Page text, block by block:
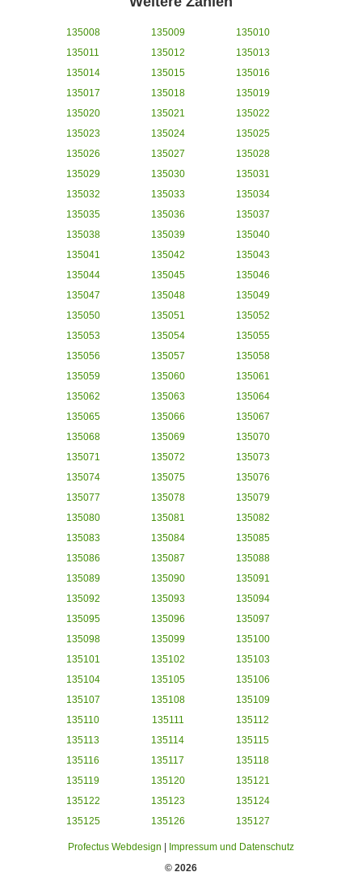
135008 135009
135010
135011
135012
135013
135014
135015
135016
135017
135018
135019
135020
135021
135022
135023
135024
135025
135026
135027
135028
135029
135030
135031
135032
135033
135034
135035
135036
135037
135038
135039
135040
135041
135042
135043
135044
135045
135046
135047
135048
135049
135050
135051
135052
135053
135054
135055
135056
135057
135058
135059
135060
135061
135062
135063
135064
135065
135066
135067
135068
135069
135070
135071
135072
135073
135074
135075
135076
135077
135078
135079
135080
135081
135082
135083
135084
135085
135086
135087
135088
135089
135090
135091
135092
135093
135094
135095
135096
135097
135098
135099
135100
135101
135102
135103
135104
135105
135106
135107
135108
135109
135110
135111
135112
135113
135114
135115
135116
135117
135118
135119
135120
135121
135122
135123
135124
135125
135126 135127
Profectus Webdesign
Impressum und Datenschutz
© 2026